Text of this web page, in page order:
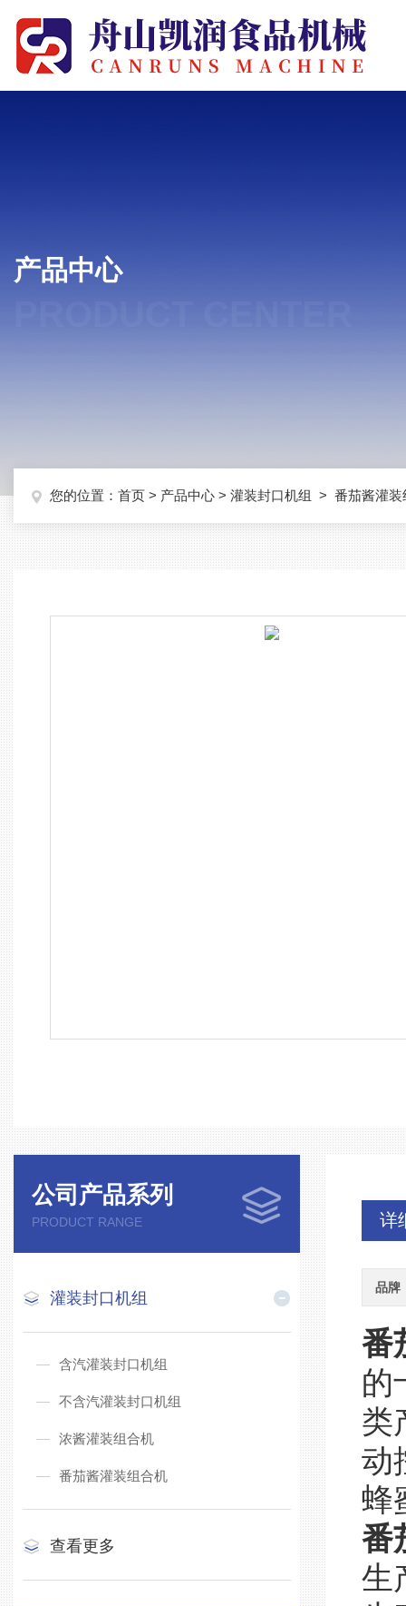
产品中心
您的位置： 首页 > 产品中心 > 灌装封口机组 > 番茄酱灌装
公司产品系列
PRODUCT RANGE
灌装封口机组
含汽灌装封口机组
不含汽灌装封口机组
浓酱灌装组合机
番茄酱灌装组合机
查看更多
详
品牌
番
的
类
动
蜂
番
生